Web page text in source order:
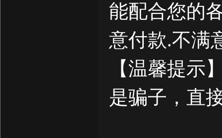
能配合您的
意付款.不满
【温馨提示
是骗子，直